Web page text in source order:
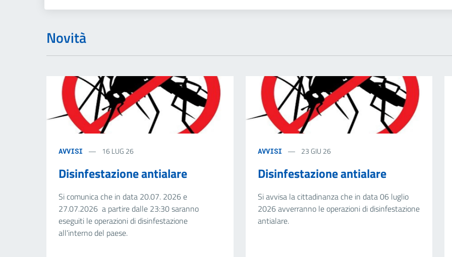
Novità
AVVISI 16 LUG 26
Disinfestazione antialare
Si comunica che in data 20.07. 2026 e
27.07.2026 a partire dalle 23:30 saranno
eseguiti le operazioni di disinfestazione
all'interno del paese.
AVVISI 23 GIU 26
Disinfestazione antialare
Si avvisa la cittadinanza che in data 06 luglio
2026 avverranno le operazioni di disinfestazione
antialare.